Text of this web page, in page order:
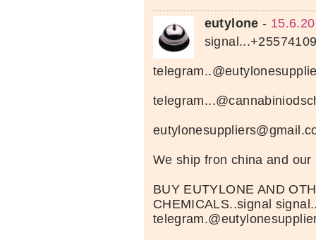
eutylone -
We ship fron china and our
BUY EUTYLONE AND
CHEMICALS..signal